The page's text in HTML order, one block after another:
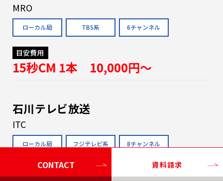
MRO
ローカル局 TBS系 6チャンネル
目安費用
15秒CM 1本 10,000円〜
石川テレビ放送
ITC
ローカル局 フジテレビ系 8チャンネル
目安費用CONTACT 資料請求